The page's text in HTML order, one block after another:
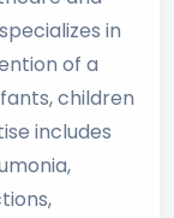
in
of a
children
includes